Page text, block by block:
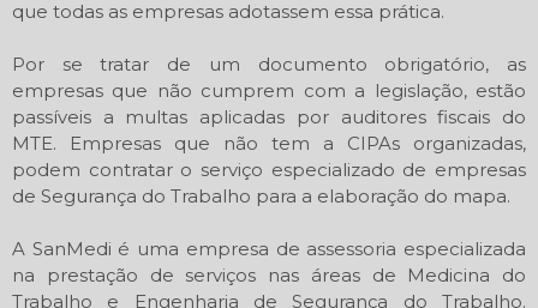
que todas as empresas adotassem essa prática.
Por se tratar de um documento obrigatório, as
empresas que não cumprem com a legislação, estão
passíveis a multas aplicadas por auditores fiscais do
MTE. Empresas que não tem a CIPAs organizadas,
podem contratar o serviço especializado de empresas
de Segurança do Trabalho para a elaboração do mapa.
A SanMedi é uma empresa de assessoria especializada
na prestação de serviços nas áreas de Medicina do
Trabalho e Engenharia de Segurança do Trabalho.